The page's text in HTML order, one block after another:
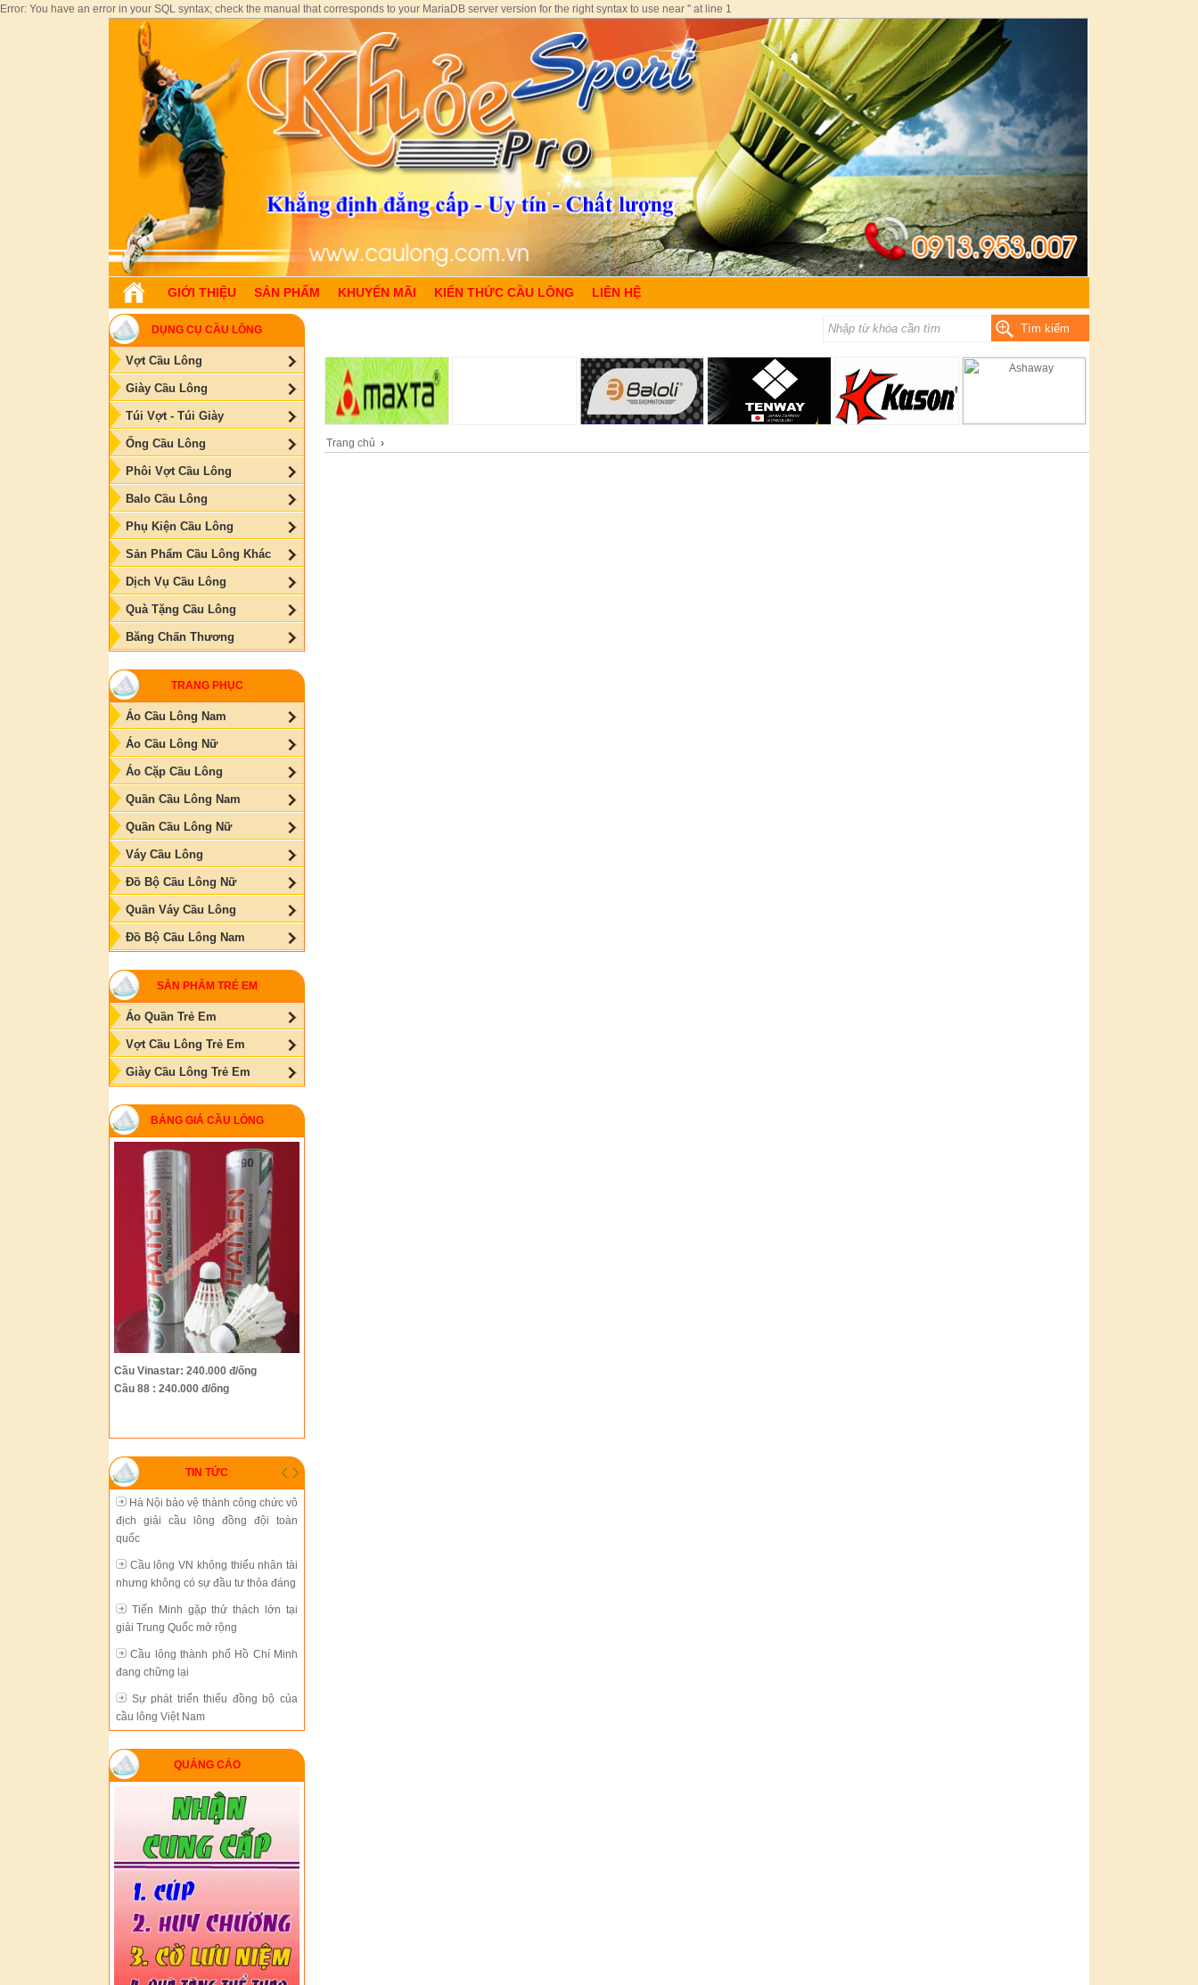
Error: You have an error in your SQL syntax; check the manual that corresponds to your MariaDB server version for the right syntax to use near '' at line 1
GIỚI THIỆU SẢN PHẨM KHUYẾN MÃI KIẾN THỨC CẦU LÔNG LIÊN HỆ
DỤNG CỤ CẦU LÔNG
Vợt Cầu Lông
Giày Cầu Lông
Túi Vợt - Túi Giày
Ống Cầu Lông
Phôi Vợt Cầu Lông
Balo Cầu Lông
Phụ Kiện Cầu Lông
Sản Phẩm Cầu Lông Khác
Dịch Vụ Cầu Lông
Quà Tặng Cầu Lông
Băng Chấn Thương
TRANG PHỤC
Áo Cầu Lông Nam
Áo Cầu Lông Nữ
Áo Cặp Cầu Lông
Quần Cầu Lông Nam
Quần Cầu Lông Nữ
Váy Cầu Lông
Đồ Bộ Cầu Lông Nữ
Quần Váy Cầu Lông
Đồ Bộ Cầu Lông Nam
SẢN PHẨM TRẺ EM
Áo Quần Trẻ Em
Vợt Cầu Lông Trẻ Em
Giày Cầu Lông Trẻ Em
BẢNG GIÁ CẦU LÔNG
Cầu Vinastar: 240.000 đ/ống
Cầu 88 : 240.000 đ/ống
TIN TỨC
Hà Nội bảo vệ thành công chức vô
địch giải cầu lông đồng đội toàn
Cầu lông VN không thiếu nhân tài
nhưng không có sự đầu tư thỏa đáng
Tiến Minh gặp thử thách lớn tại
giải Trung Quốc mở rộng
Sự phát triển thiếu đồng bộ của
cầu lông Việt Nam
Hà Nội bảo vệ thành công chức vô
địch giải cầu lông đồng đội toàn
quốc
Cầu lông VN không thiếu nhân tài
nhưng không có sự đầu tư thỏa đáng
Tiến Minh gặp thử thách lớn tại
giải Trung Quốc mở rộng
Cầu lông thành phố Hồ Chí Minh
đang chững lại
Sự phát triển thiếu đồng bộ của
cầu lông Việt Nam
địch giải cầu lông đồng đội toàn
quốc
Cầu lông VN không thiếu nhân tài
nhưng không có sự đầu tư thỏa đáng
Tiến Minh gặp thử thách lớn tại
giải Trung Quốc mở rộng
Cầu lông thành phố Hồ Chí Minh
đang chững lại
Sự phát triển thiếu đồng bộ của
cầu lông Việt Nam
QUẢNG CÁO
Tìm kiếm
Trang chủ ›